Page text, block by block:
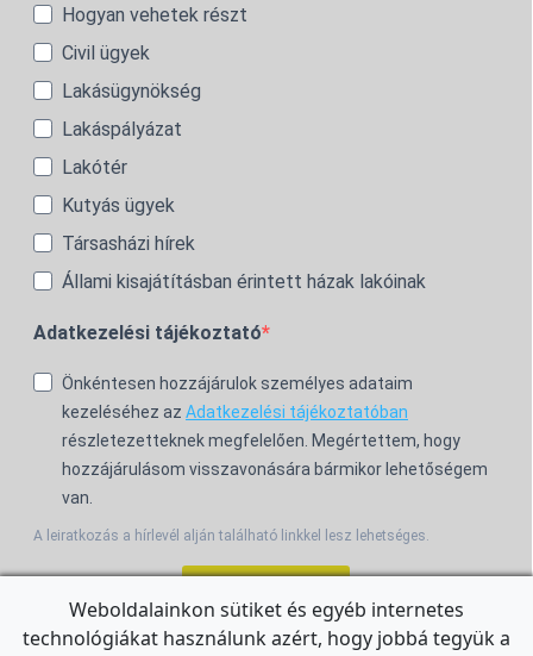
Hogyan vehetek részt
Civil ügyek
Lakásügynökség
Lakáspályázat
Lakótér
Kutyás ügyek
Társasházi hírek
Állami kisajátításban érintett házak lakóinak
Adatkezelési tájékoztató
Önkéntesen hozzájárulok személyes adataim
kezeléséhez az Adatkezelési tájékoztatóban
részletezetteknek megfelelően. Megértettem, hogy
hozzájárulásom visszavonására bármikor lehetőségem
van.
A leiratkozás a hírlevél alján található linkkel lesz lehetséges.
Weboldalainkon sütiket és egyéb internetes
technológiákat használunk azért, hogy jobbá tegyük a